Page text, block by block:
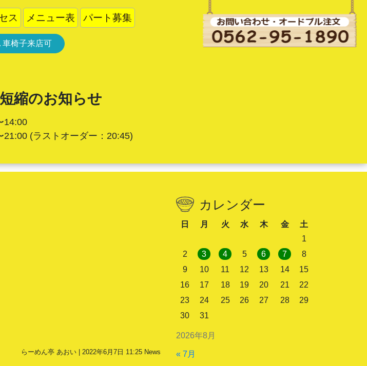
ス メニュー表 パート募集
車椅子来店可
縮のお知らせ
14:00
21:00(ラストオーダー：20:45)
らーめん亭 あおい | 2022年6月7日 11:25 News
カレンダー
2026年8月
日 月 火 水 木 金
土
1
2
3 4 5 6 7
8
9
10 11 12 13 14
15
16
17 18 19 20 21
22
23
24 25 26 27 28
29
30
31
« 7月